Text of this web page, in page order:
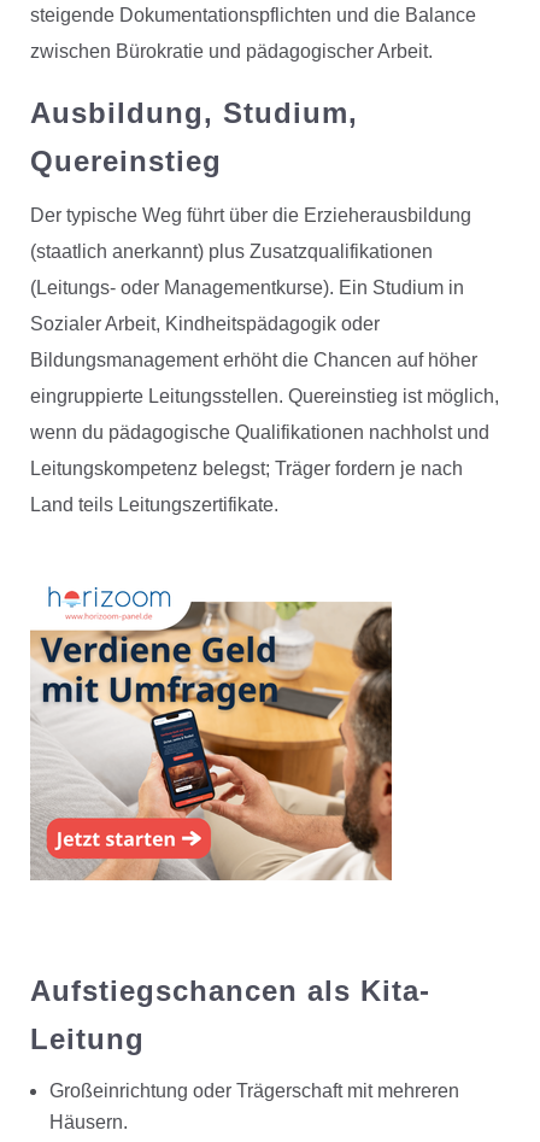
steigende Dokumentationspflichten und die Balance
zwischen Bürokratie und pädagogischer Arbeit.
Ausbildung, Studium,
Quereinstieg
Der typische Weg führt über die Erzieherausbildung
(staatlich anerkannt) plus Zusatzqualifikationen
(Leitungs- oder Managementkurse). Ein Studium in
Sozialer Arbeit, Kindheitspädagogik oder
Bildungsmanagement erhöht die Chancen auf höher
eingruppierte Leitungsstellen. Quereinstieg ist möglich,
wenn du pädagogische Qualifikationen nachholst und
Leitungskompetenz belegst; Träger fordern je nach
Land teils Leitungszertifikate.
Aufstiegschancen als Kita-
Leitung
Großeinrichtung oder Trägerschaft mit mehreren
Häusern.